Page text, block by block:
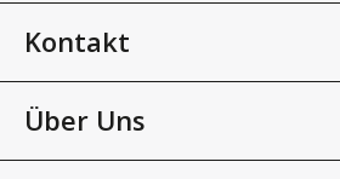
Kontakt
Über Uns